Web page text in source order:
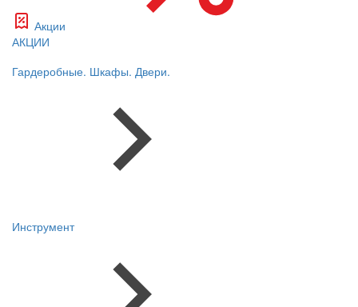
Акции
АКЦИИ
Гардеробные. Шкафы. Двери.
Инструмент